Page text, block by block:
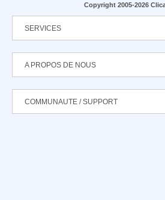
Copyright 2005-2026
SERVICES
A PROPOS DE NOUS
COMMUNAUTE / SUPPORT